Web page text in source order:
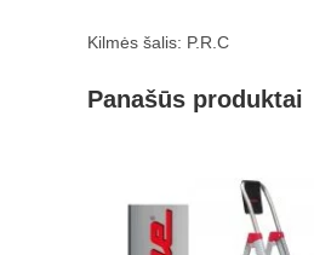
Kilmės šalis: P.R.C
Panašūs produktai